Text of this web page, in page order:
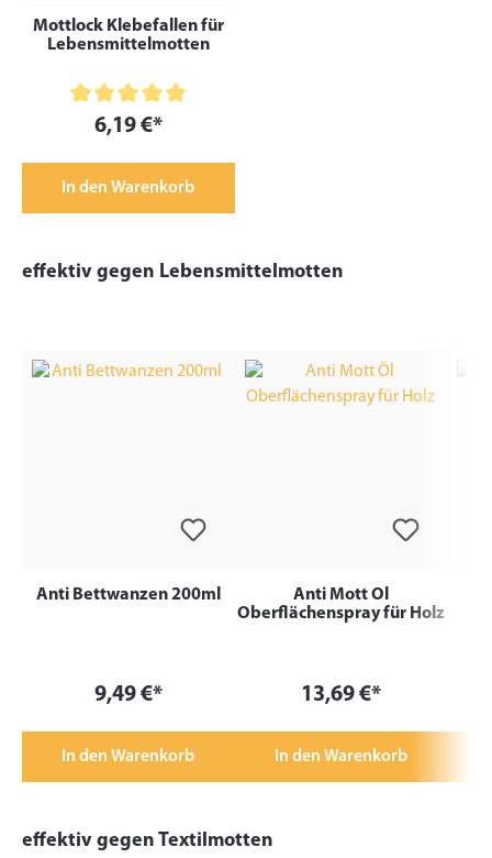
Mottlock Klebefallen für
Lebensmittelmotten
Durchschnittliche Bewertung von 5 von 5 Sternen
6,19 €*
In den Warenkorb
effektiv gegen Lebensmittelmotten
Anti Bettwanzen 200ml
9,49 €*
In den Warenkorb
Anti Mott Öl
Oberflächenspray für Holz
13,69 €*
In den Warenkorb
effektiv gegen Textilmotten